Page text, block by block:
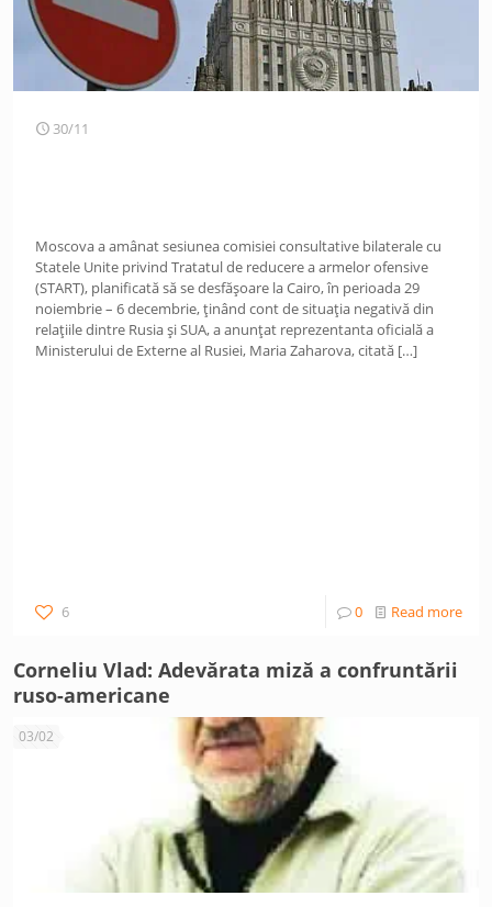
30/11
Moscova a amânat sesiunea comisiei consultative bilaterale cu
Statele Unite privind Tratatul de reducere a armelor ofensive
(START), planificată să se desfășoare la Cairo, în perioada 29
noiembrie – 6 decembrie, ținând cont de situația negativă din
relațiile dintre Rusia și SUA, a anunțat reprezentanta oficială a
Ministerului de Externe al Rusiei, Maria Zaharova, citată […]
6 0 Read more
Corneliu Vlad: Adevărata miză a confruntării
ruso-americane
03/02